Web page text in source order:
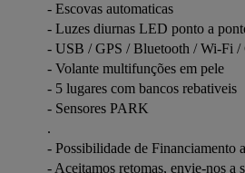
- Escovas automaticas
- Luzes diurnas LED ponto a
- USB / GPS / Bluetooth / Wi-Fi /
- Volante multifunções em pele
- 5 lugares com bancos rebativeis
- Sensores PARK
.
- Possibilidade de Financiamento
- Aceitamos retomas, envie-nos a